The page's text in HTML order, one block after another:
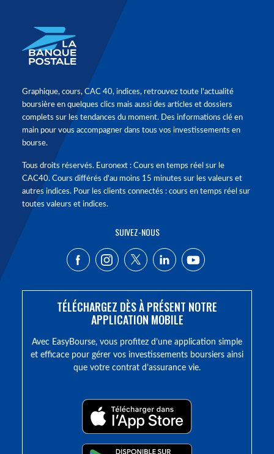
Graphique, cours, CAC 40, indices, retrouvez toute l'actualité
boursière en quelques clics mais aussi des articles et dossiers
complets sur les tendances du moment. Des informations clé en
main pour vous accompagner dans tous vos investissements en
bourse.
Tous droits réservés. Euronext : Cours en temps réel sur le
CAC40. Cours différés d'au moins 15 minutes sur les valeurs et
autres indices. Pour les clients connectés : cours en temps réel sur
toutes valeurs et indices.
SUIVEZ-NOUS
TÉLÉCHARGEZ DÈS À PRÉSENT NOTRE
APPLICATION MOBILE
Avec EasyBourse, vous profitez d’une application simple
et efficace pour gérer vos investissements boursiers ainsi
que votre contrat d’assurance vie.